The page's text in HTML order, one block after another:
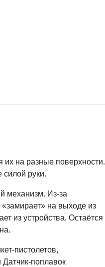
их на разные поверхности.
руки.
механизм. Из-за
«замирает» на выходе из
из устройства. Остаётся
пистолетов,
поплавок